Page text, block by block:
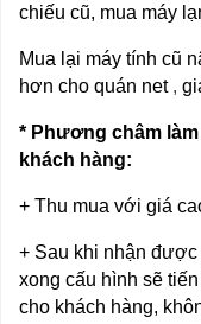
chiếu cũ, mua máy
Mua lại máy tính cũ
hơn cho quán net ,
* Phương châm
khách hàng:
+ Thu mua với giá
+ Sau khi nhận
xong cấu hình sẽ
cho khách hàng,